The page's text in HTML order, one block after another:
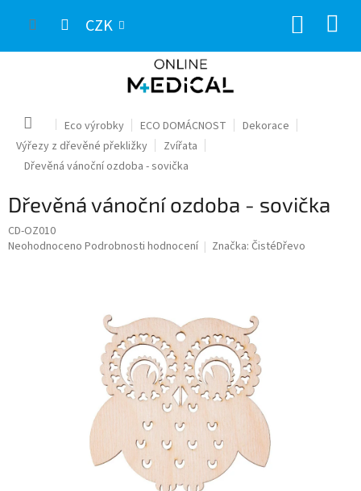
CZK
Domů Eco výrobky ECO DOMÁCNOST
Dekorace
Výřezy z dřevěné překližky
Zvířata
Dřevěná vánoční ozdoba - sovička
Dřevěná vánoční ozdoba - sovička
CD-OZ010
Průměrné
Neohodnoceno Podrobnosti hodnocení Značka: ČistéDřevo